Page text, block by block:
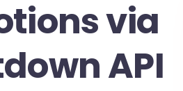
via
API